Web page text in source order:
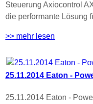
Steuerung Axiocontrol
die performante Lösung
>> mehr lesen
25.11.2014 Eaton -
25.11.2014 Eaton -